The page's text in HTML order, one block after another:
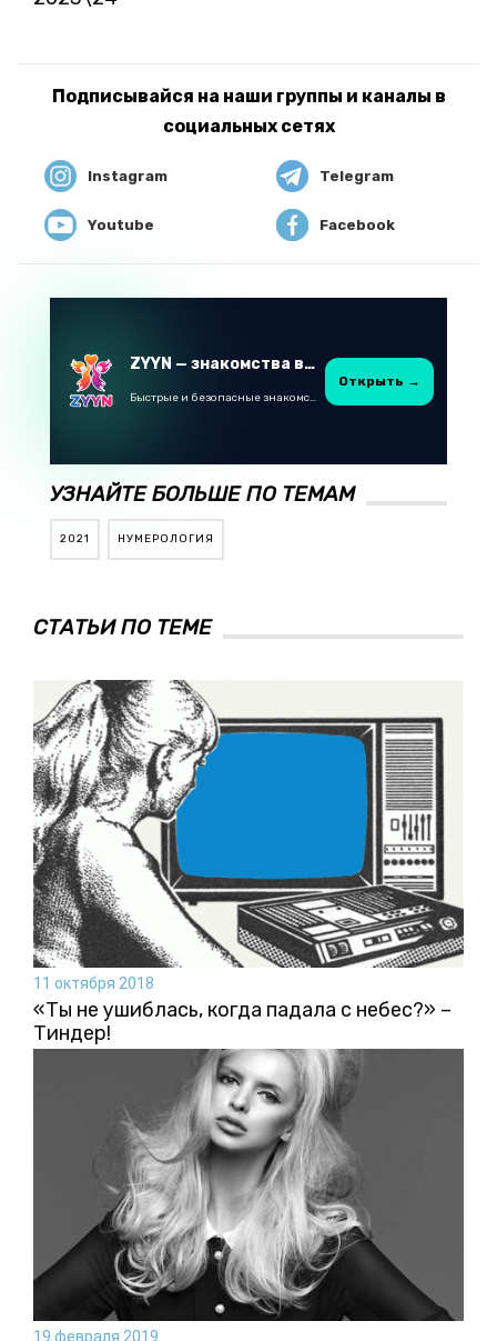
Подписывайся на наши группы и каналы в
социальных сетях
Instagram Telegram
Youtube Facebook
ZYYN — знакомства в Казахстане
Быстрые и безопасные знакомства в Telegram
Открыть →
УЗНАЙТЕ БОЛЬШЕ ПО ТЕМАМ
2021 НУМЕРОЛОГИЯ
СТАТЬИ ПО ТЕМЕ
11 октября 2018
«Ты не ушиблась, когда падала с небес?» –
Тиндер!
19 февраля 2019